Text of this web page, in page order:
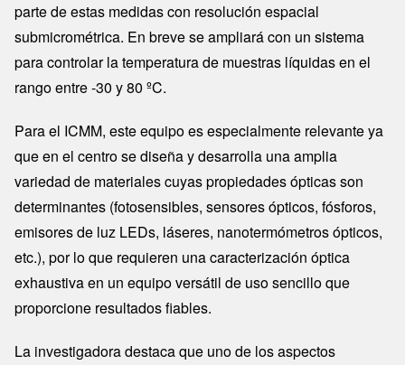
parte de estas medidas con resolución espacial
submicrométrica. En breve se ampliará con un sistema
para controlar la temperatura de muestras líquidas en el
rango entre -30 y 80 ºC.
Para el ICMM, este equipo es especialmente relevante ya
que en el centro se diseña y desarrolla una amplia
variedad de materiales cuyas propiedades ópticas son
determinantes (fotosensibles, sensores ópticos, fósforos,
emisores de luz LEDs, láseres, nanotermómetros ópticos,
etc.), por lo que requieren una caracterización óptica
exhaustiva en un equipo versátil de uso sencillo que
proporcione resultados fiables.
La investigadora destaca que uno de los aspectos